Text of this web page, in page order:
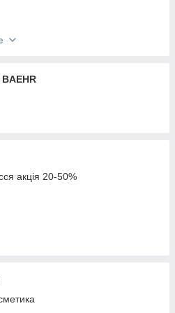
акція 20-50%